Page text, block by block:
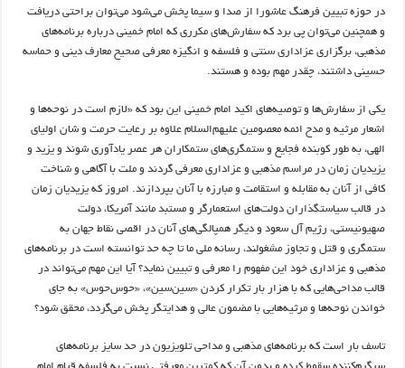
در حوزه تبیین فرهنگ عاشورا از صدا و سیما پخش می‌شود می‌توان براحتی دریافت
و همچنین می‌توان پی برد که سفارش‌های مکرری که امام خمینی درباره برنامه‌های
مذهبی، برگزاری عزاداری سنتی و فلسفه و انگیزه معرفی صحیح معارف دینی و حماسه
حسینی داشتند، چقدر مهم بوده و هستند.
یکی از سفارش‌ها و توصیه‌های اکید امام خمینی این بود که «لازم است در نوحه‌ها و
اشعار مرثیه و مدح ائمه معصومین علیهم‌السلام علاوه بر رعایت حرمت و شان اولیای
الهی، به طور کوبنده فجایع و ستمگری‌های ستمکاران هر عصر یادآوری شوند و یزید و
یزیدیان زمان در مراسم مذهبی و عزاداری معرفی گردند و ملت با آگاهی و شناخت
کافی از آنان به مقابله و استقامت و مبارزه با آنان بپردازند. امروز که یزیدیان زمان
در قالب سیاستگذاران دولت‌های استعمارگر و مستبد مانند آمریکا، دولت
صهیونیستی، رژیم آل‌ سعود و دیگر همپالگی‌های آنان در اقصی نقاط جهان به
ستمگری و قتل و تجاوز مشغولند، رسانه ملی ما تا چه حد توانسته است در برنامه‌های
مذهبی و عزاداری خود این مفهوم را معرفی و تبیین نماید؟ آیا این مهم می‌تواند در
قالب مداحی‌هایی که با هزار بار تکرار کردن «سین‌سین»، «حوس‌حوس» به جای
خواندن نوحه‌ها و مرثیه‌هایی با مضمون عالی و هدایتگر پخش می‌گردد، محقق شود؟
تاسف‌ بار است که برنامه‌های مذهبی و مداحی تلویزیون در حد سایز برنامه‌های